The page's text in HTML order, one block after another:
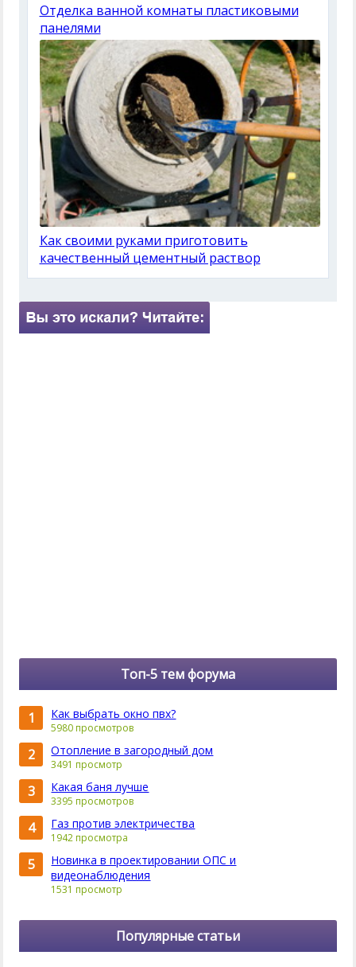
Отделка ванной комнаты пластиковыми
панелями
Как своими руками приготовить
качественный цементный раствор
Топ-5 тем форума
1 Как выбрать окно пвх?
5980 просмотров
2 Отопление в загородный дом
3491 просмотр
3 Какая баня лучше
3395 просмотров
4 Газ против электричества
1942 просмотра
5
Новинка в проектировании ОПС и
видеонаблюдения
1531 просмотр
Популярные статьи